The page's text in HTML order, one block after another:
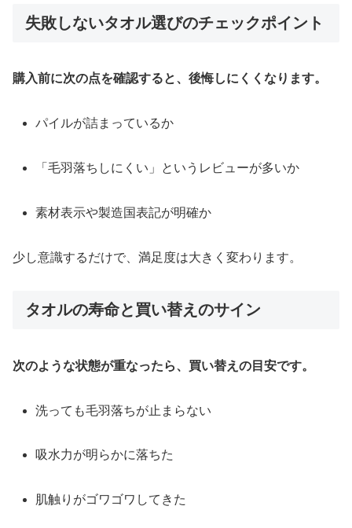
失敗しないタオル選びのチェックポイント
購入前に次の点を確認すると、後悔しにくくなります。
パイルが詰まっているか
「毛羽落ちしにくい」というレビューが多いか
素材表示や製造国表記が明確か
少し意識するだけで、満足度は大きく変わります。
タオルの寿命と買い替えのサイン
次のような状態が重なったら、買い替えの目安です。
洗っても毛羽落ちが止まらない
吸水力が明らかに落ちた
肌触りがゴワゴワしてきた